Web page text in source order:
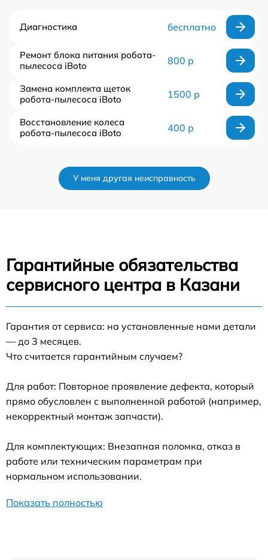
Диагностика бесплатно
Ремонт блока питания робота-
пылесоса iBoto
800 р
Замена комплекта щеток
робота-пылесоса iBoto
1500 р
Восстановление колеса
робота-пылесоса iBoto
400 р
У меня другая неисправность
Гарантийные обязательства
сервисного центра в Казани
Гарантия от сервиса: на установленные нами детали
— до 3 месяцев.
Что считается гарантийным случаем?
Для работ: Повторное проявление дефекта, который
прямо обусловлен с выполненной работой (например,
некорректный монтаж запчасти).
Для комплектующих: Внезапная поломка, отказ в
работе или техническим параметрам при
нормальном использовании.
Показать полностью